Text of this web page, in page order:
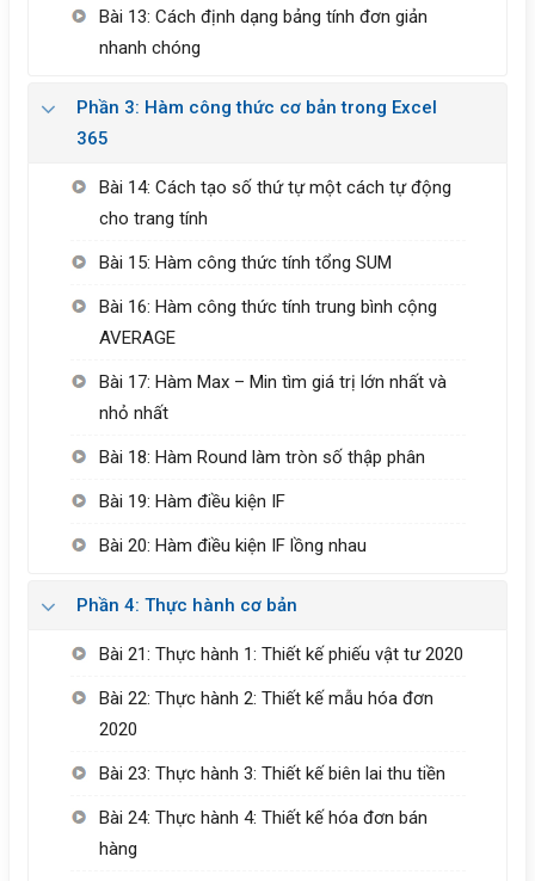
Bài 13: Cách định dạng bảng tính đơn giản
nhanh chóng
Phần 3: Hàm công thức cơ bản trong Excel
365
Bài 14: Cách tạo số thứ tự một cách tự động
cho trang tính
Bài 15: Hàm công thức tính tổng SUM
Bài 16: Hàm công thức tính trung bình cộng
AVERAGE
Bài 17: Hàm Max – Min tìm giá trị lớn nhất và
nhỏ nhất
Bài 18: Hàm Round làm tròn số thập phân
Bài 19: Hàm điều kiện IF
Bài 20: Hàm điều kiện IF lồng nhau
Phần 4: Thực hành cơ bản
Bài 21: Thực hành 1: Thiết kế phiếu vật tư 2020
Bài 22: Thực hành 2: Thiết kế mẫu hóa đơn
2020
Bài 23: Thực hành 3: Thiết kế biên lai thu tiền
Bài 24: Thực hành 4: Thiết kế hóa đơn bán
hàng